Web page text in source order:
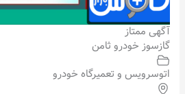
آگهی ممتاز
گازسوز خودرو ثامن
اتوسرویس و تعمیرگاه خودرو